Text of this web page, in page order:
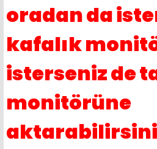
oradan da
kafalık
isterseniz de
monitörüne